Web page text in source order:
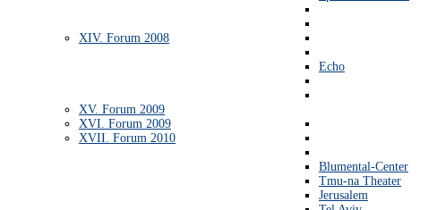
XIV. Forum 2008
Echo
XV. Forum 2009
XVI. Forum 2009
XVII. Forum 2010
Blumental-Center
Tmu-na Theater
Jerusalem